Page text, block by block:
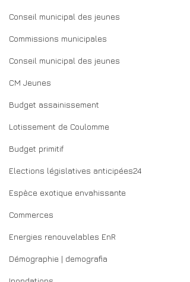
Conseil municipal des jeunes
Commissions municipales
Conseil municipal des jeunes
CM Jeunes
Budget assainissement
Lotissement de Coulomme
Budget primitif
Elections législatives anticipées24
Espèce exotique envahissante
Commerces
Energies renouvelables EnR
Démographie | demografia